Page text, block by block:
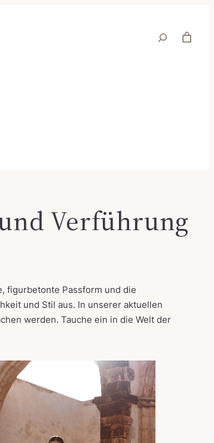
Suche
Verführung
figurbetonte Passform und die
und Stil aus. In unserer aktuellen
werden. Tauche ein in die Welt der